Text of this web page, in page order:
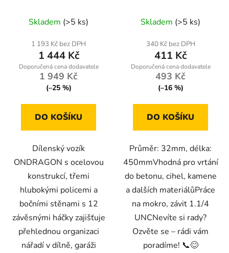
závěsnými háčky |
nosnost 100 kg
hodnocení
produktu
je
4,5
z
hvězdiček.
Skladem (>5 ks)
1 193 Kč bez DPH
1 444 Kč
1 949 Kč
(–25 %)
DO KOŠÍKU
Dílenský vozík
ONDRAGON s ocelovou
konstrukcí, třemi
hlubokými policemi a
bočními stěnami s 12
závěsnými háčky zajišťuje
přehlednou organizaci
nářadí v dílně, garáži
UNC
Skladem (>5 ks)
340 Kč bez DPH
411 Kč
493 Kč
(–16 %)
DO KOŠÍKU
Průměr: 32mm, délka:
450mmVhodná pro vrtání
do betonu, cihel, kamene
a dalších materiálůPráce
na mokro, závit 1.1/4
UNCNevíte si rady?
Ozvěte se – rádi vám
poradíme! 📞😊